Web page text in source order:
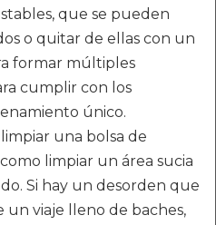
que se pueden
o quitar de ellas con un
formar múltiples
cumplir con los
único.
limpiar una bolsa de
limpiar un área sucia
Si hay un desorden que
un viaje lleno de baches,